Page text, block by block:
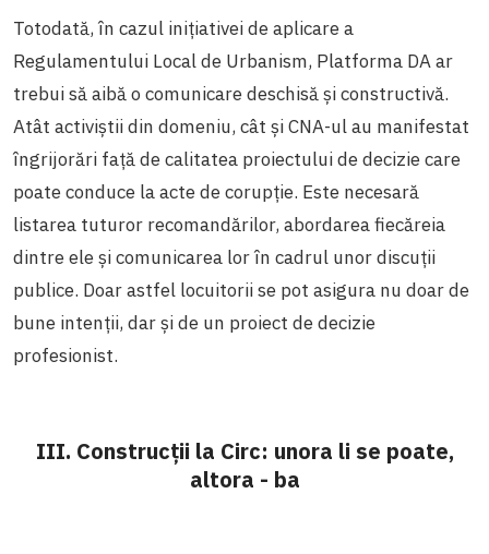
Totodată, în cazul inițiativei de aplicare a
Regulamentului Local de Urbanism, Platforma DA ar
trebui să aibă o comunicare deschisă și constructivă.
Atât activiștii din domeniu, cât și CNA-ul au manifestat
îngrijorări față de calitatea proiectului de decizie care
poate conduce la acte de corupție. Este necesară
listarea tuturor recomandărilor, abordarea fiecăreia
dintre ele și comunicarea lor în cadrul unor discuții
publice. Doar astfel locuitorii se pot asigura nu doar de
bune intenții, dar și de un proiect de decizie
profesionist.
III. Construcții la Circ: unora li se poate,
altora - ba